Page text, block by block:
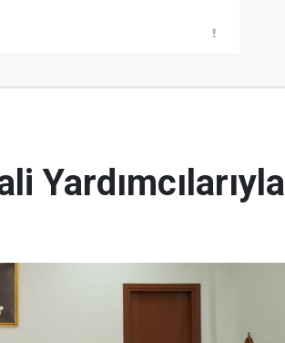
Yardımcılarıyla